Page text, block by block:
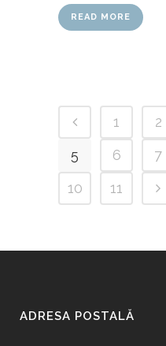
READ MORE
1 2
5
6 7
10
11
ADRESA POSTALĂ